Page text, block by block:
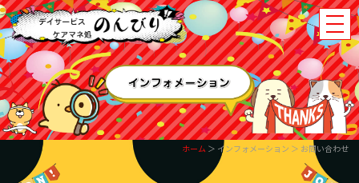
ホーム＞ インフォメーション ＞ お問い合わせ